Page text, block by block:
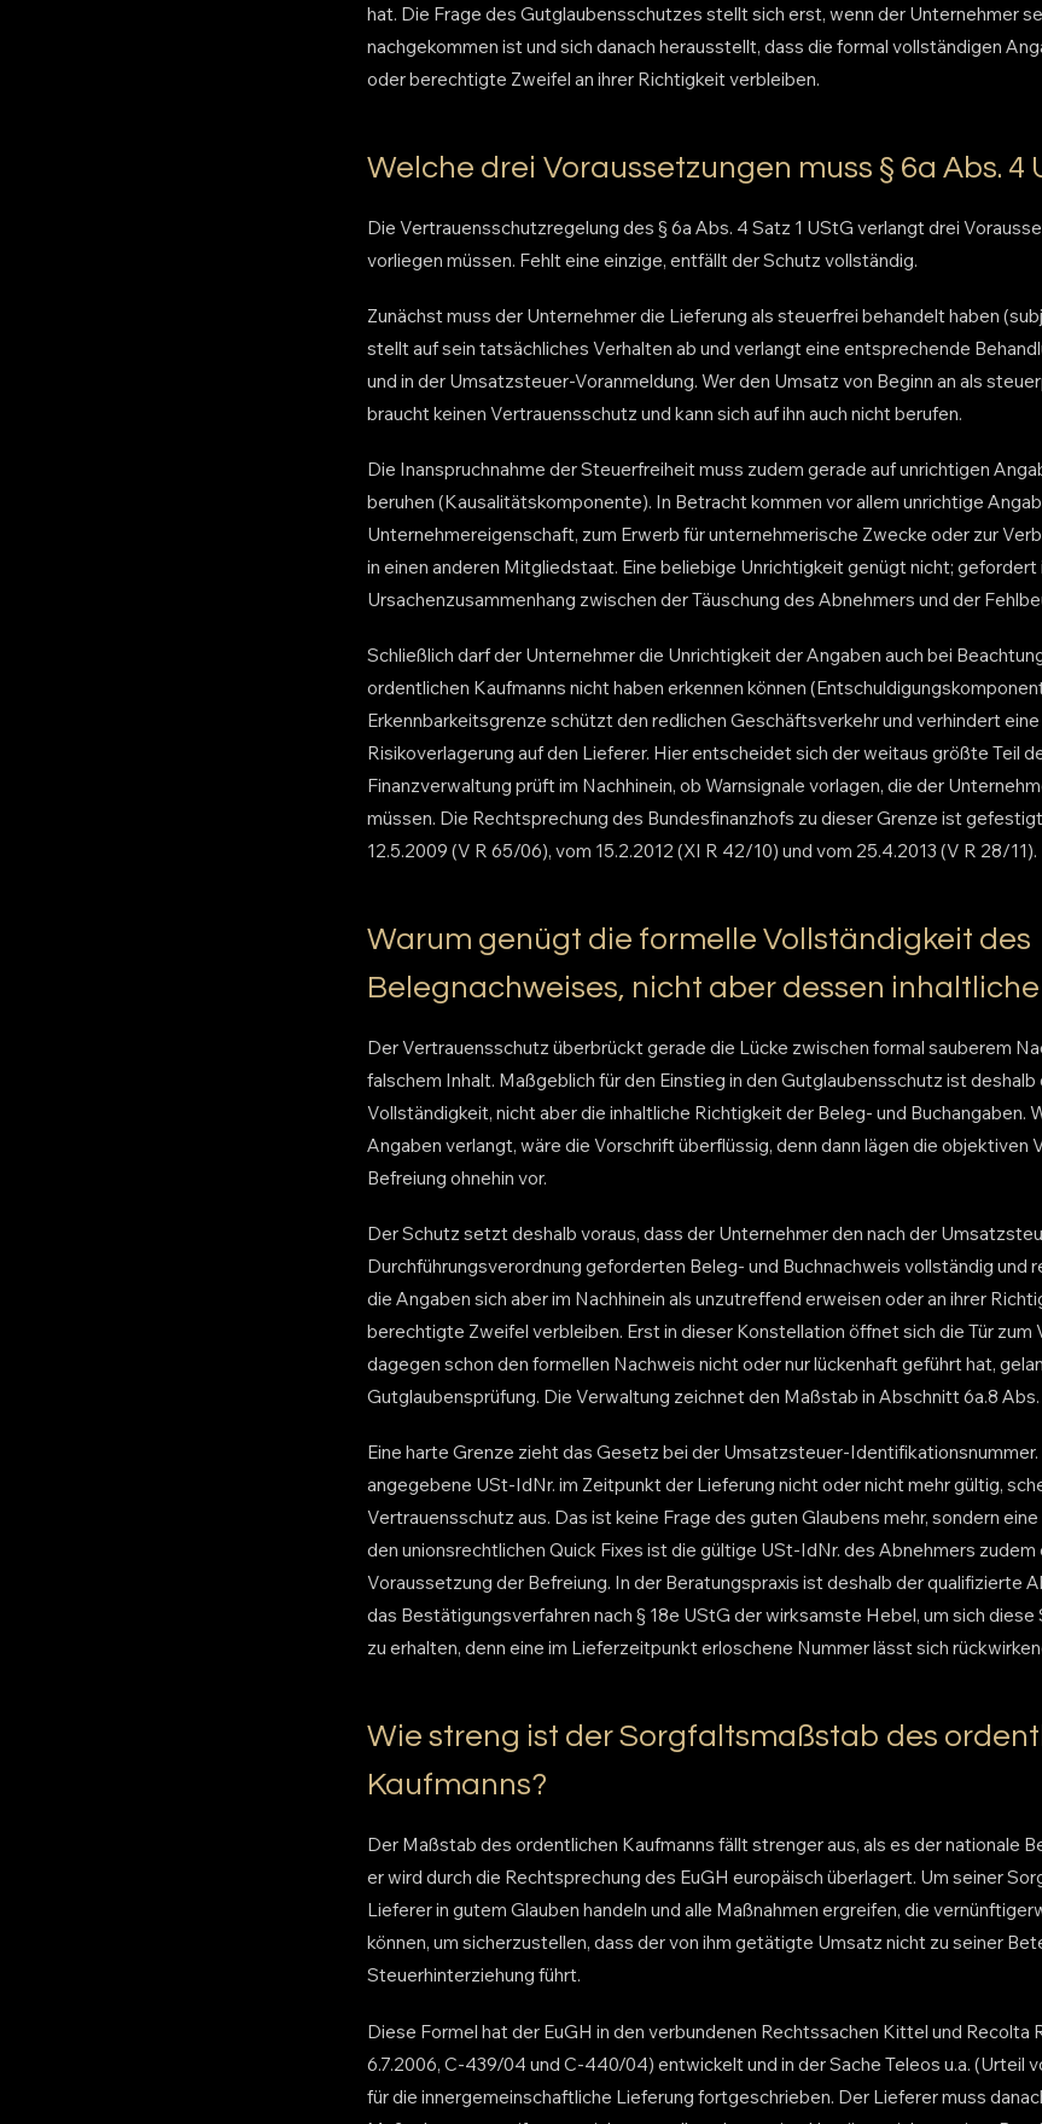
hat. Die Frage des Gutglaubensschutzes stellt sich erst, wenn der Unternehmer
nachgekommen ist und sich danach herausstellt, dass die formal vollständigen
oder berechtigte Zweifel an ihrer Richtigkeit verbleiben.
Welche drei Voraussetzungen muss § 6a Abs. 4
Die Vertrauensschutzregelung des § 6a Abs. 4 Satz 1 UStG verlangt drei
vorliegen müssen. Fehlt eine einzige, entfällt der Schutz vollständig.
Zunächst muss der Unternehmer die Lieferung als steuerfrei behandelt haben
stellt auf sein tatsächliches Verhalten ab und verlangt eine entsprechende
und in der Umsatzsteuer-Voranmeldung. Wer den Umsatz von Beginn an als
braucht keinen Vertrauensschutz und kann sich auf ihn auch nicht berufen.
Die Inanspruchnahme der Steuerfreiheit muss zudem gerade auf unrichtigen
beruhen (Kausalitätskomponente). In Betracht kommen vor allem unrichtige
Unternehmereigenschaft, zum Erwerb für unternehmerische Zwecke oder zur
in einen anderen Mitgliedstaat. Eine beliebige Unrichtigkeit genügt nicht; gefordert
Ursachenzusammenhang zwischen der Täuschung des Abnehmers und der
Schließlich darf der Unternehmer die Unrichtigkeit der Angaben auch bei
ordentlichen Kaufmanns nicht haben erkennen können
Erkennbarkeitsgrenze schützt den redlichen Geschäftsverkehr und verhindert
Risikoverlagerung auf den Lieferer. Hier entscheidet sich der weitaus größte Teil
Finanzverwaltung prüft im Nachhinein, ob Warnsignale vorlagen, die der
müssen. Die Rechtsprechung des Bundesfinanzhofs zu dieser Grenze ist
12.5.2009 (V R 65/06), vom 15.2.2012 (XI R 42/10) und vom 25.4.2013 (V R 28/11).
Warum genügt die formelle Vollständigkeit des
Belegnachweises, nicht aber dessen
Der Vertrauensschutz überbrückt gerade die Lücke zwischen formal sauberem
falschem Inhalt. Maßgeblich für den Einstieg in den Gutglaubensschutz ist deshalb
Vollständigkeit, nicht aber die inhaltliche Richtigkeit der Beleg- und Buchangaben.
Angaben verlangt, wäre die Vorschrift überflüssig, denn dann lägen die objektiven
Befreiung ohnehin vor.
Der Schutz setzt deshalb voraus, dass der Unternehmer den nach der
Durchführungsverordnung geforderten Beleg- und Buchnachweis vollständig und
die Angaben sich aber im Nachhinein als unzutreffend erweisen oder an ihrer
berechtigte Zweifel verbleiben. Erst in dieser Konstellation öffnet sich die Tür zum
dagegen schon den formellen Nachweis nicht oder nur lückenhaft geführt hat,
Gutglaubensprüfung. Die Verwaltung zeichnet den Maßstab in Abschnitt 6a.8 Abs.
Eine harte Grenze zieht das Gesetz bei der Umsatzsteuer-
angegebene USt-IdNr. im Zeitpunkt der Lieferung nicht oder nicht mehr gültig,
Vertrauensschutz aus. Das ist keine Frage des guten Glaubens mehr, sondern
den unionsrechtlichen Quick Fixes ist die gültige USt-IdNr. des Abnehmers zudem
Voraussetzung der Befreiung. In der Beratungspraxis ist deshalb der qualifizierte
das Bestätigungsverfahren nach § 18e UStG der wirksamste Hebel, um sich
zu erhalten, denn eine im Lieferzeitpunkt erloschene Nummer lässt sich
Wie streng ist der Sorgfaltsmaßstab des
Kaufmanns?
Der Maßstab des ordentlichen Kaufmanns fällt strenger aus, als es der nationale
er wird durch die Rechtsprechung des EuGH europäisch überlagert. Um seiner
Lieferer in gutem Glauben handeln und alle Maßnahmen ergreifen, die
können, um sicherzustellen, dass der von ihm getätigte Umsatz nicht zu seiner
Steuerhinterziehung führt.
Diese Formel hat der EuGH in den verbundenen Rechtssachen Kittel und Recolta
6.7.2006, C-439/04 und C-440/04) entwickelt und in der Sache Teleos u.a. (Urteil
für die innergemeinschaftliche Lieferung fortgeschrieben. Der Lieferer muss